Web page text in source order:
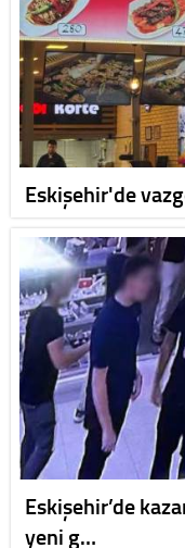
Eskişehir'de
Eskişehir’de
yeni g…